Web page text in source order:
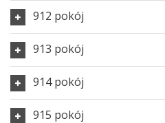
912 pokój
913 pokój
914 pokój
915 pokój